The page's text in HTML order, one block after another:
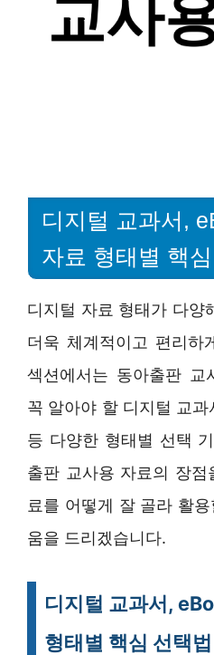
디지털 교과서,
자료 형태별 핵
디지털 자료 형태가 다양
더욱 체계적이고 편리하
섹션에서는 동아출판
꼭 알아야 할 디지털 교
등 다양한 형태별 선택
출판 교사용 자료의 장
료를 어떻게 잘 골라 활
움을 드리겠습니다.
디지털 교과서,
형태별 핵심 선택법